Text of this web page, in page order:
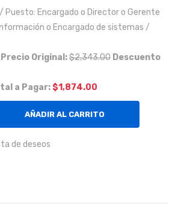
ser
vici
Nac
s, a
Encargado o Director o Gerente
o Encargado de sistemas /
Precio Original:$2,343.00 Descuento
a Pagar:$1,874.00
AÑADIR AL CARRITO
de deseos